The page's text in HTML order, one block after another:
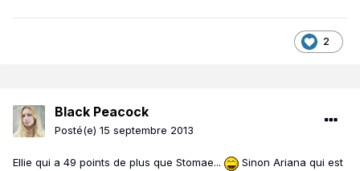
2
Black Peacock
Posté(e) 15 septembre 2013
Ellie qui a 49 points de plus que Stomae...
Sinon Ariana qui est